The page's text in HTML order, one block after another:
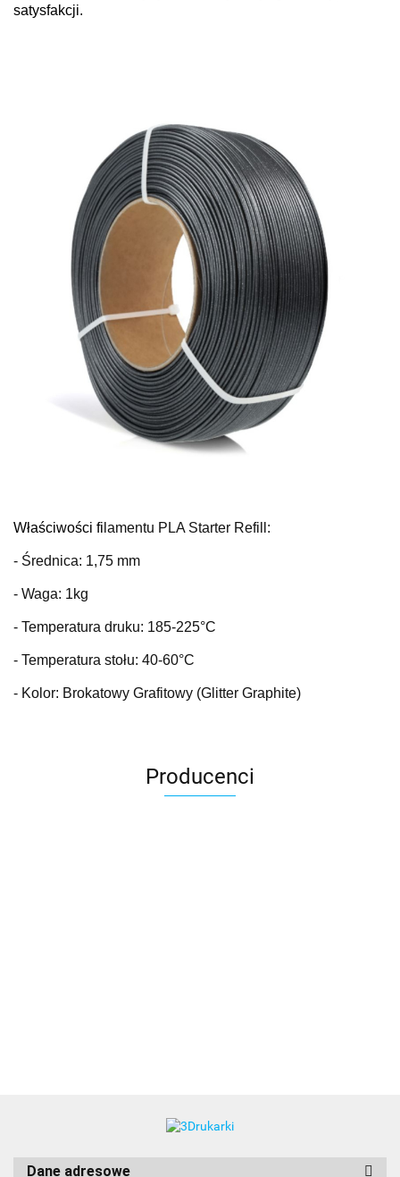
satysfakcji.
Właściwości fi lamentu PLA Starter Refill:
- Średnica: 1,75 mm
- Waga: 1kg
- Temperatura druku: 185-225°C
- Temperatura stołu: 40-60°C
- Kolor: Brokatowy Grafitowy (Glitter Graphite)
Producenci
Dane adresowe